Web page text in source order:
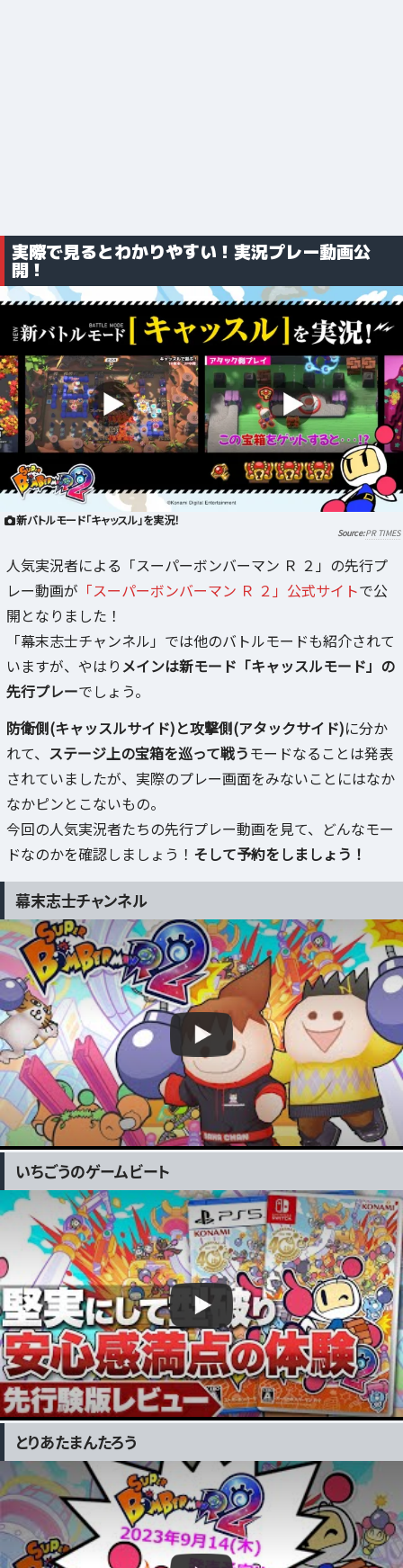
実際で見るとわかりやすい！実況プレー動画公
開！
新バトルモード「キャッスル」を実況！
PR TIMES
人気実況者による「スーパーボンバーマン Ｒ ２」の先行プ
レー動画が 「スーパーボンバーマン Ｒ ２」公式サイトで公
開となりました！
「幕末志士チャンネル」では他のバトルモードも紹介されて
いますが、やはり メインは新モード「キャッスルモード」の
先行プレーでしょう。
防衛側(キャッスルサイド)と攻撃側(アタックサイド)に分か
れて、 ステージ上の宝箱を巡って戦うモードなることは発表
されていましたが、実際のプレー画面をみないことにはなか
なかピンとこないもの。
今回の人気実況者たちの先行プレー動画を見て、どんなモー
ドなのかを確認しましょう！ そして予約をしましょう！
幕末志士チャンネル
いちごうのゲームビート
とりあたまんたろう